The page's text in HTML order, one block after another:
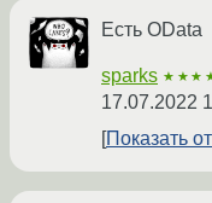
Есть OData
sparks
17.07.2022
Показать